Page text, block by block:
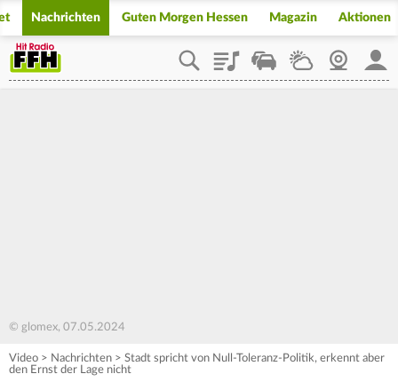
Nachrichten Guten Morgen Hessen Magazin Aktionen
PlaylistStaupilotWetterWebcam
© glomex, 07.05.2024
Video > Nachrichten > Stadt spricht von Null-Toleranz-Politik, erkennt aber
den Ernst der Lage nicht